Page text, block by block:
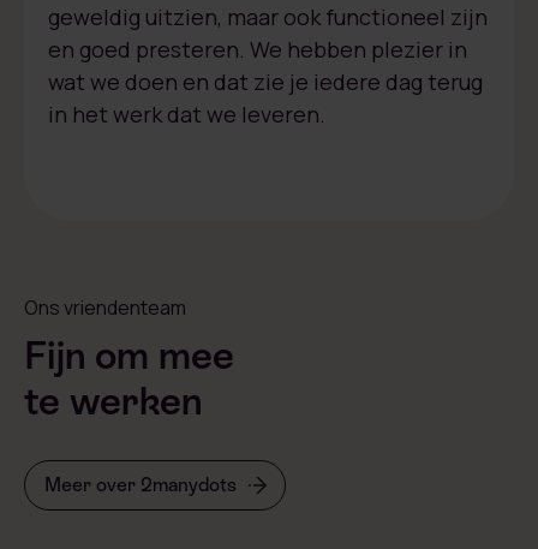
geweldig uitzien, maar ook functioneel zijn
en goed presteren. We hebben plezier in
wat we doen en dat zie je iedere dag terug
in het werk dat we leveren.
Ons vriendenteam
Fijn om mee
te werken
Meer over 2manydots